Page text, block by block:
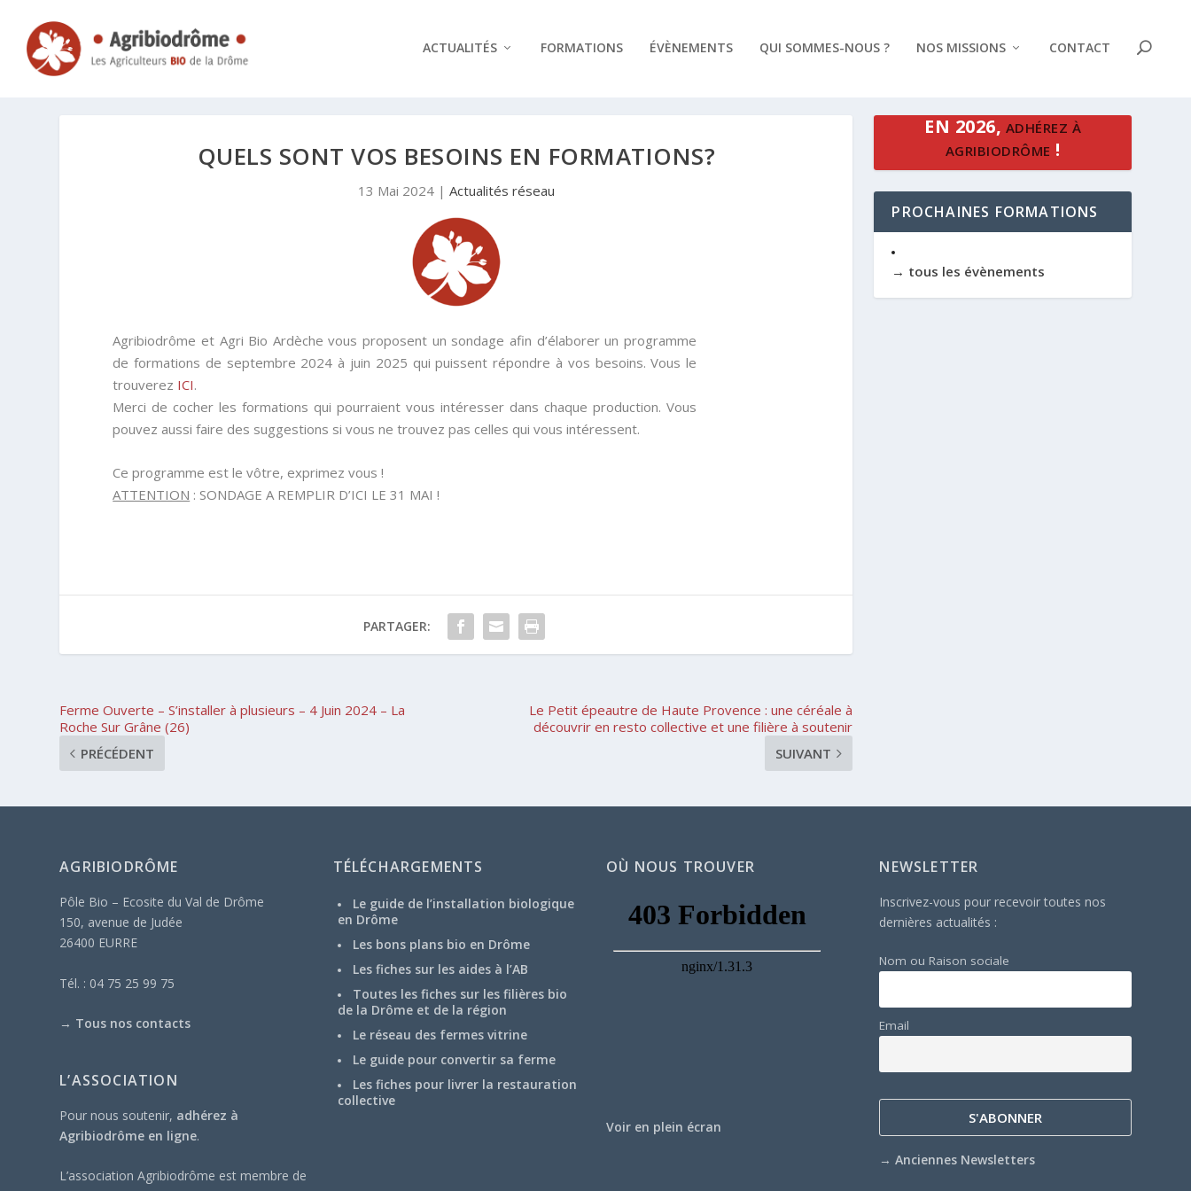
ACTUALITÉS FORMATIONS ÉVÈNEMENTS QUI SOMMES-NOUS ? NOS MISSIONS CONTACT
QUELS SONT VOS BESOINS EN FORMATIONS?
13 Mai 2024| Actualités réseau
Agribiodrôme et Agri Bio Ardèche vous proposent un sondage afin d’élaborer un programme
de formations de septembre 2024 à juin 2025 qui puissent répondre à vos besoins. Vous le
trouverez ICI.
Merci de cocher les formations qui pourraient vous intéresser dans chaque production. Vous
pouvez aussi faire des suggestions si vous ne trouvez pas celles qui vous intéressent.
Ce programme est le vôtre, exprimez vous !
ATTENTION : SONDAGE A REMPLIR D’ICI LE 31 MAI !
PARTAGER:
Ferme Ouverte – S’installer à plusieurs – 4 Juin 2024 – La
Roche Sur Grâne (26)
PRÉCÉDENT
Le Petit épeautre de Haute Provence : une céréale à
découvrir en resto collective et une filière à soutenir
SUIVANT
EN 2026, ADHÉREZ À
AGRIBIODRÔME !
PROCHAINES FORMATIONS
→ tous les évènements
AGRIBIODRÔME
Pôle Bio – Ecosite du Val de Drôme
150, avenue de Judée
26400 EURRE
Tél. : 04 75 25 99 75
→ Tous nos contacts
L’ASSOCIATION
Pour nous soutenir, adhérez à
Agribiodrôme en ligne.
L’association Agribiodrôme est membre de
TÉLÉCHARGEMENTS
Le guide de l’installation biologique
en Drôme
Les bons plans bio en Drôme
Les fiches sur les aides à l’AB
Toutes les fiches sur les filières bio
de la Drôme et de la région
Le réseau des fermes vitrine
Le guide pour convertir sa ferme
Les fiches pour livrer la restauration
collective
OÙ NOUS TROUVER
Voir en plein écran
NEWSLETTER
Inscrivez-vous pour recevoir toutes nos
dernières actualités :
Nom ou Raison sociale
Email
→Anciennes Newsletters